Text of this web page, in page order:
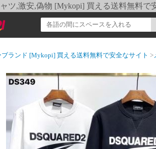
ツ,激安,偽物 [Mykopi] 買える送料無料で
ランド [Mykopi] 買える送料無料で安全なサイト >